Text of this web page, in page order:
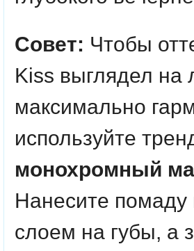
Совет: Чтобы
Kiss выглядел на
максимально
используйте
монохромный
Нанесите
слоем на губы, а